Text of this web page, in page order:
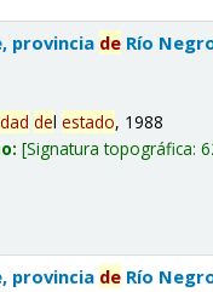
provincia de Río
delestado, 1988
Signatura topográfica:
provincia de Río